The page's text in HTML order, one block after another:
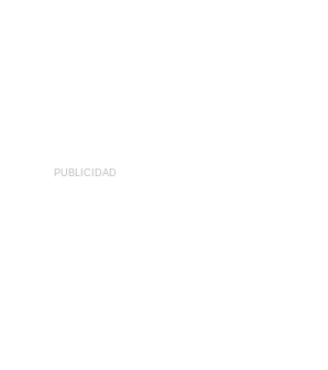
PUBLICIDAD